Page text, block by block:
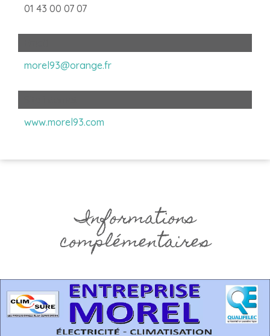
01 43 00 07 07
morel93@orange.fr
www.morel93.com
Informations
complémentaires